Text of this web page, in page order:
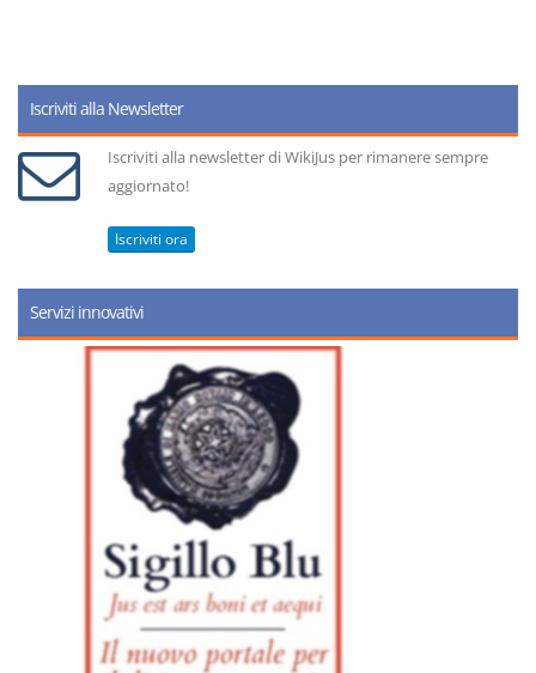
Iscriviti alla Newsletter
Iscriviti alla newsletter di WikiJus per rimanere sempre
aggiornato!
Iscriviti ora
Servizi innovativi